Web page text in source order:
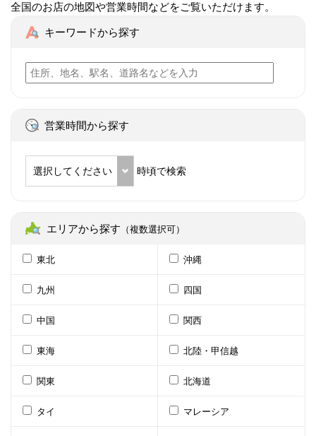
全国のお店の地図や営業時間などをご覧いただけます。
キーワードから探す
営業時間から探す
選択してください 時頃で検索
エリアから探す （複数選択可）
東北 沖縄
九州 四国
中国 関西
東海 北陸・甲信越
関東 北海道
タイ マレーシア